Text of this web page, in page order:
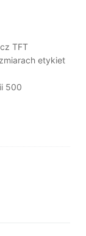
TFT
etykiet
500